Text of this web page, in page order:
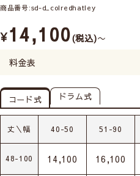
商品番号 sd-d_colredhatley
¥14,100 税込 〜
料金表
コード式 ドラム式
丈＼幅 40-50 51-90
48-100 14,100 16,100